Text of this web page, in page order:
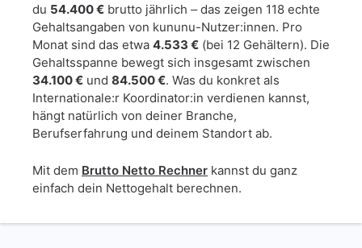
du 54.400 € brutto jährlich – das zeigen 118 echte
Gehaltsangaben von kununu-Nutzer:innen. Pro
Monat sind das etwa 4.533 € (bei 12 Gehältern). Die
Gehaltsspanne bewegt sich insgesamt zwischen
34.100 € und 84.500 €. Was du konkret als
Internationale:r Koordinator:in verdienen kannst,
hängt natürlich von deiner Branche,
Berufserfahrung und deinem Standort ab.
Mit dem Brutto Netto Rechner kannst du ganz
einfach dein Nettogehalt berechnen.